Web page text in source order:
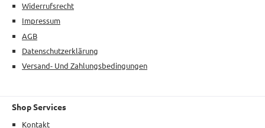
Widerrufsrecht
Impressum
AGB
Datenschutzerklärung
Versand- Und Zahlungsbedingungen
Shop Services
Kontakt